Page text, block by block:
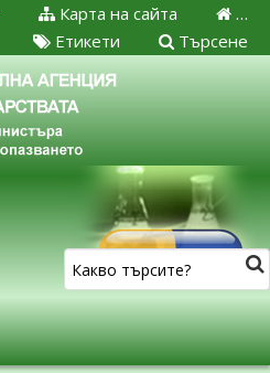
…
Карта на сайта
Търсене
Етикети